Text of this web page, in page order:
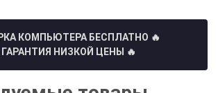
КОМПЬЮТЕРА БЕСПЛАТНО 🔥
ГАРАНТИЯ НИЗКОЙ ЦЕНЫ 🔥